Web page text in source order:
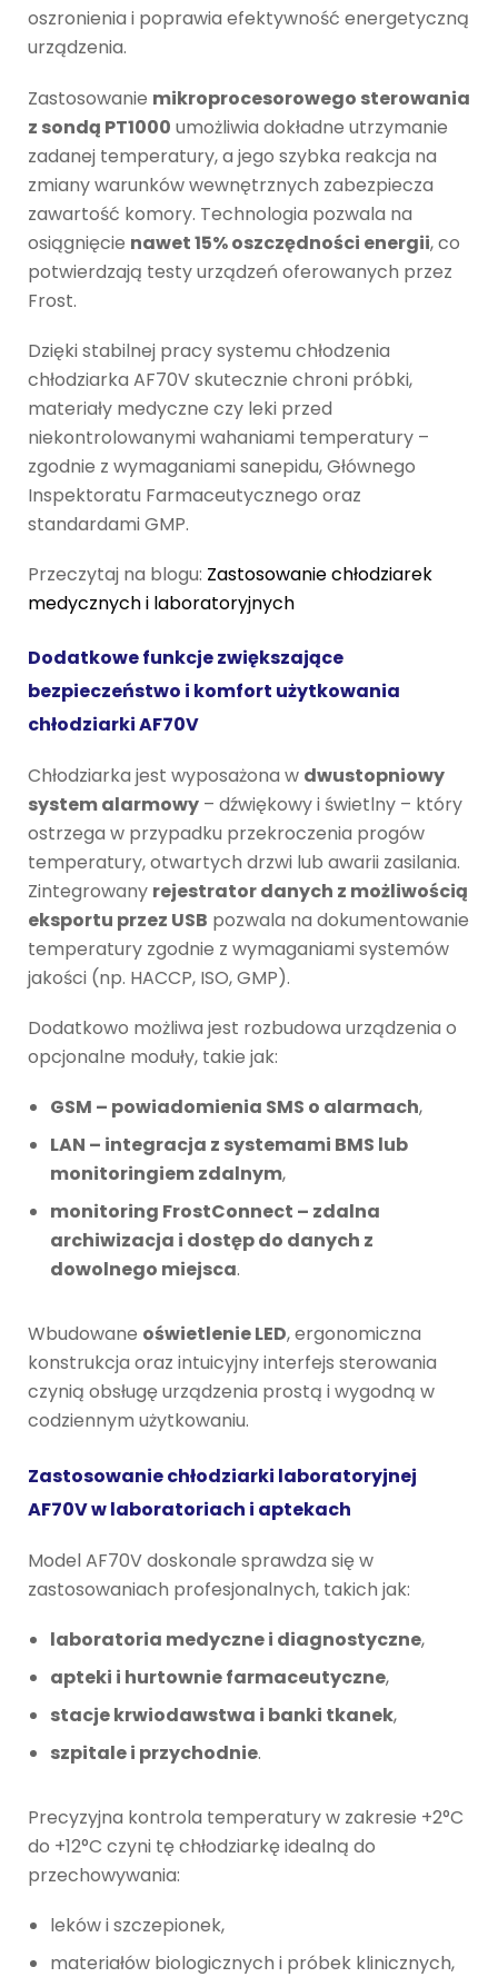
oszronienia i poprawia efektywność energetyczną
urządzenia.
Zastosowanie mikroprocesorowego sterowania
z sondą PT1000 umożliwia dokładne utrzymanie
zadanej temperatury, a jego szybka reakcja na
zmiany warunków wewnętrznych zabezpiecza
zawartość komory. Technologia pozwala na
osiągnięcie nawet 15% oszczędności energii, co
potwierdzają testy urządzeń oferowanych przez
Frost.
Dzięki stabilnej pracy systemu chłodzenia
chłodziarka AF70V skutecznie chroni próbki,
materiały medyczne czy leki przed
niekontrolowanymi wahaniami temperatury –
zgodnie z wymaganiami sanepidu, Głównego
Inspektoratu Farmaceutycznego oraz
standardami GMP.
Przeczytaj na blogu: Zastosowanie chłodziarek
medycznych i laboratoryjnych
Dodatkowe funkcje zwiększające
bezpieczeństwo i komfort użytkowania
chłodziarki AF70V
Chłodziarka jest wyposażona w dwustopniowy
system alarmowy – dźwiękowy i świetlny – który
ostrzega w przypadku przekroczenia progów
temperatury, otwartych drzwi lub awarii zasilania.
Zintegrowany rejestrator danych z możliwością
eksportu przez USB pozwala na dokumentowanie
temperatury zgodnie z wymaganiami systemów
jakości (np. HACCP, ISO, GMP).
Dodatkowo możliwa jest rozbudowa urządzenia o
opcjonalne moduły, takie jak:
GSM – powiadomienia SMS o alarmach,
LAN – integracja z systemami BMS lub
monitoringiem zdalnym,
monitoring FrostConnect – zdalna
archiwizacja i dostęp do danych z
dowolnego miejsca.
Wbudowane oświetlenie LED, ergonomiczna
konstrukcja oraz intuicyjny interfejs sterowania
czynią obsługę urządzenia prostą i wygodną w
codziennym użytkowaniu.
Zastosowanie chłodziarki laboratoryjnej
AF70V w laboratoriach i aptekach
Model AF70V doskonale sprawdza się w
zastosowaniach profesjonalnych, takich jak:
laboratoria medyczne i diagnostyczne,
apteki i hurtownie farmaceutyczne,
stacje krwiodawstwa i banki tkanek,
szpitale i przychodnie.
Precyzyjna kontrola temperatury w zakresie +2°C
do +12°C czyni tę chłodziarkę idealną do
przechowywania:
leków i szczepionek,
materiałów biologicznych i próbek klinicznych,